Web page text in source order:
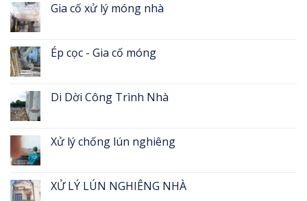
Gia cố xử lý móng nhà
Ép cọc - Gia cố móng
Di Dời Công Trình Nhà
Xử lý chống lún nghiêng
XỬ LÝ LÚN NGHIÊNG NHÀ